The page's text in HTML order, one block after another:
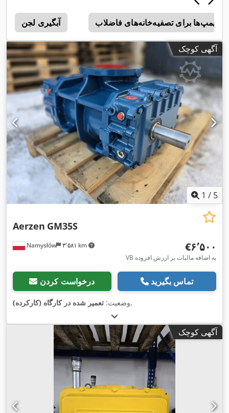
آبگیری لجن پمپ‌ها برای تصفیه‌خانه‌های فاضلاب
آگهی کوچک
1 / 5
Namysłów ۳٬۵۸۱ km
Aerzen GM35S
‎€۶٬۵۰۰
VB به اضافه مالیات بر ارزش افزوده
درخواست کردن تماس بگیرید
وضعیت: تعمیر شده در کارگاه (کارکرده) ,
آگهی کوچک